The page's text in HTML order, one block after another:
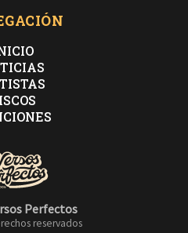
Perfectos
reservados